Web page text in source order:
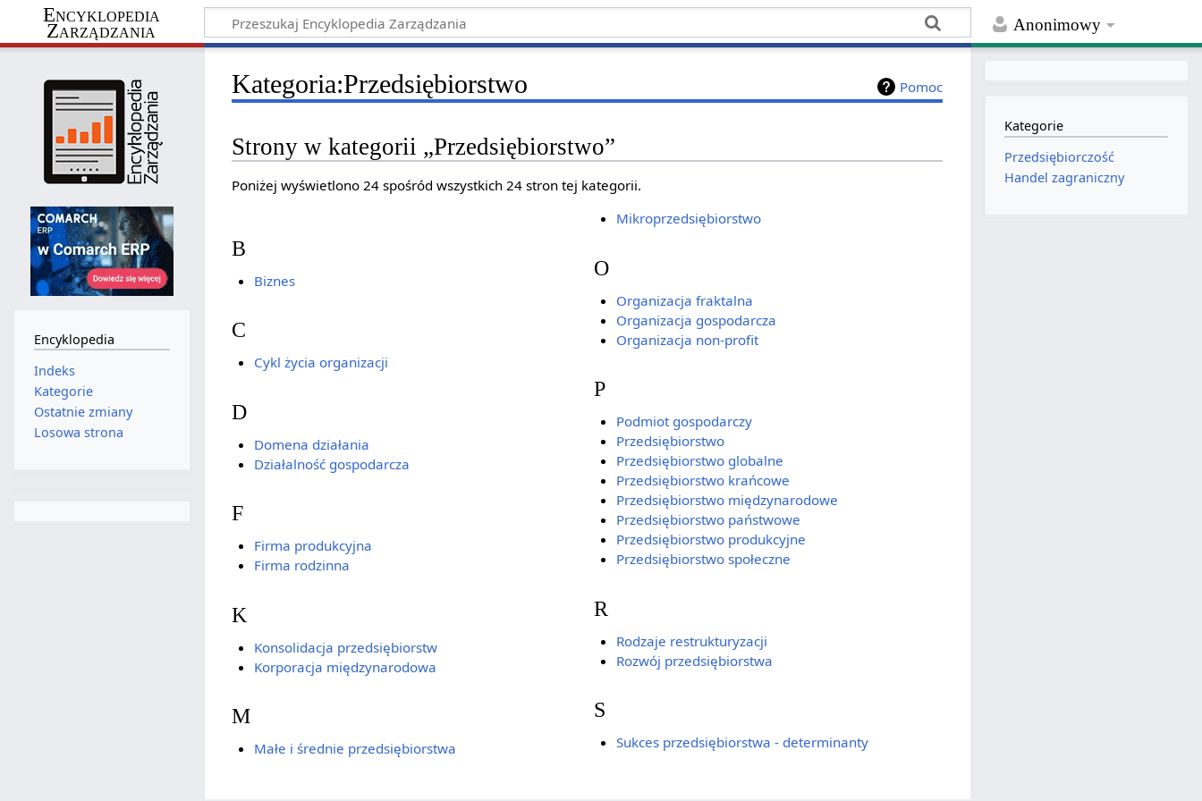
Anonimowy
Encyklopedia
Zarządzania
Pomoc
Kategoria:Przedsiębiorstwo
Strony w kategorii „Przedsiębiorstwo”
Poniżej wyświetlono 24 spośród wszystkich 24 stron tej kategorii.
B
Biznes
C
Cykl życia organizacji
D
Domena działania
Działalność gospodarcza
F
Firma produkcyjna
Firma rodzinna
K
Konsolidacja przedsiębiorstw
Korporacja międzynarodowa
M
Małe i średnie przedsiębiorstwa
Mikroprzedsiębiorstwo
O
Organizacja fraktalna
Organizacja gospodarcza
Organizacja non-profit
P
Podmiot gospodarczy
Przedsiębiorstwo
Przedsiębiorstwo globalne
Przedsiębiorstwo krańcowe
Przedsiębiorstwo międzynarodowe
Przedsiębiorstwo państwowe
Przedsiębiorstwo produkcyjne
Przedsiębiorstwo społeczne
R
Rodzaje restrukturyzacji
Rozwój przedsiębiorstwa
S
Sukces przedsiębiorstwa - determinanty
Encyklopedia
Indeks
Kategorie
Ostatnie zmiany
Losowa strona
Kategorie
Przedsiębiorczość
Handel zagraniczny